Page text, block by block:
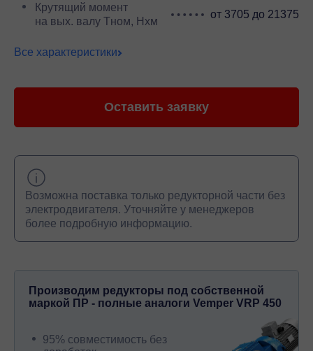
Крутящий момент
на вых. валу Тном, Нхм
от 3705 до 21375
Все характеристики
Оставить заявку
Возможна поставка только редукторной части без
электродвигателя. Уточняйте у менеджеров
более подробную информацию.
Производим редукторы под собственной
маркой ПР - полные аналоги Vemper VRP 450
95% совместимость без